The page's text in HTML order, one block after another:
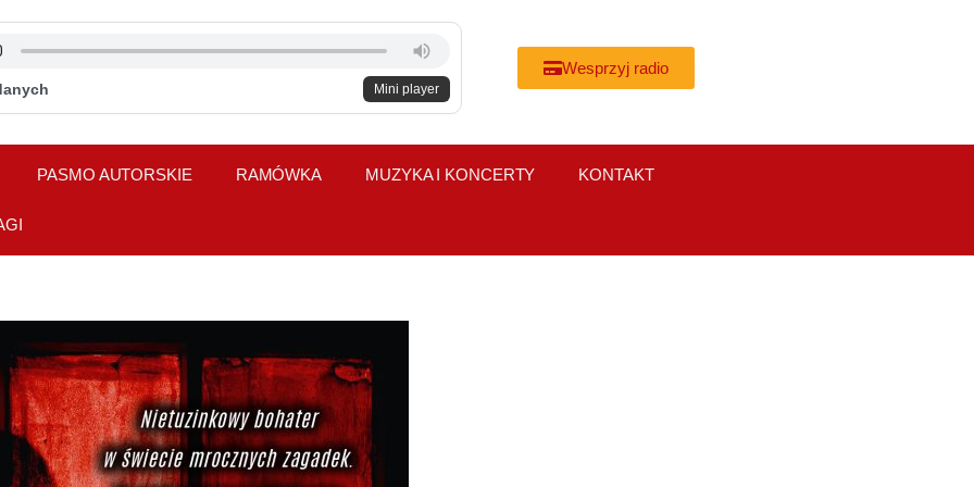
Mini player
Wesprzyj radio
PASMO AUTORSKIE RAMÓWKA MUZYKA I KONCERTY KONTAKT